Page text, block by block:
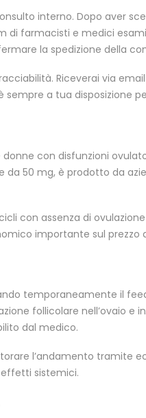
interno. Dopo aver
di farmacisti e medici
la spedizione della
Riceverai via email
a tua disposizione
con disfunzioni
50 mg, è prodotto da
con assenza di
importante sul prezzo
temporaneamente il
follicolare nell’ovaio e
dal medico.
l’andamento tramite
effetti sistemici.